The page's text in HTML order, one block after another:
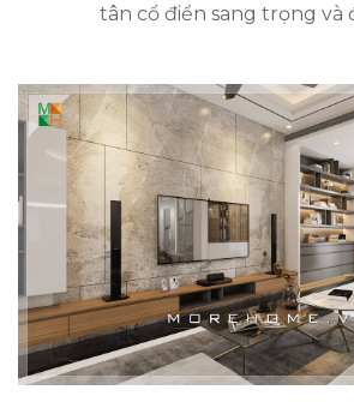
tân cổ điển sang trọng và